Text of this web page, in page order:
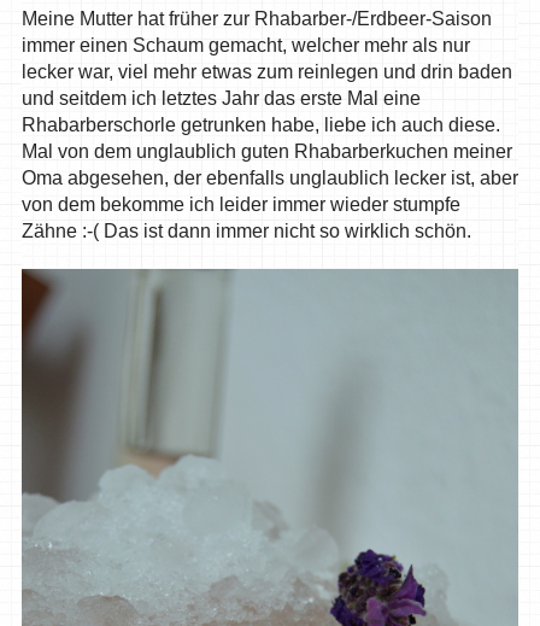
Meine Mutter hat früher zur Rhabarber-/Erdbeer-Saison
immer einen Schaum gemacht, welcher mehr als nur
lecker war, viel mehr etwas zum reinlegen und drin baden
und seitdem ich letztes Jahr das erste Mal eine
Rhabarberschorle getrunken habe, liebe ich auch diese.
Mal von dem unglaublich guten Rhabarberkuchen meiner
Oma abgesehen, der ebenfalls unglaublich lecker ist, aber
von dem bekomme ich leider immer wieder stumpfe
Zähne :-( Das ist dann immer nicht so wirklich schön.